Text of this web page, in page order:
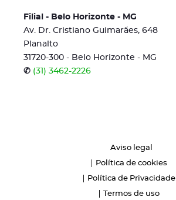
Filial - Belo Horizonte - MG
Av. Dr. Cristiano Guimarães, 648
Planalto
31720-300 - Belo Horizonte - MG
✆ (31) 3462-2226
Aviso legal
Política de cookies
Política de Privacidade
Termos de uso